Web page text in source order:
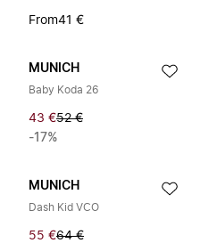
From41 €
MUNICH
Baby Koda 26
43 €52 €
-17%
MUNICH
Dash Kid VCO
55 €64 €